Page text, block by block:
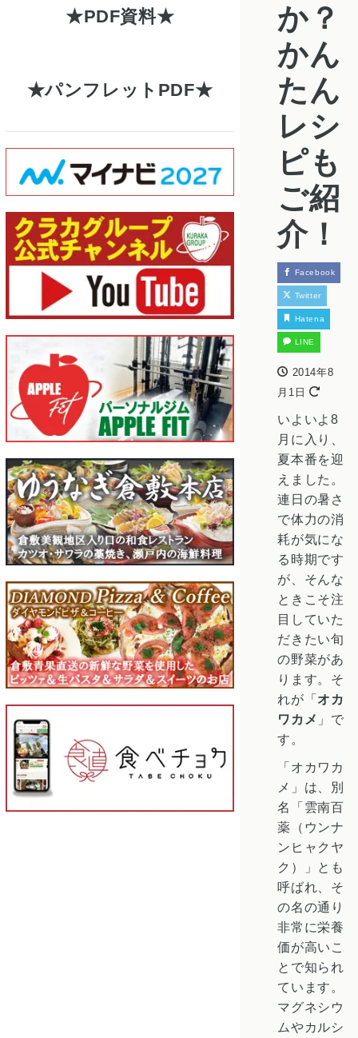
PDF資料
パンフレットPDF
か？
かん
たん
レシ
ピも
ご紹
介！
Facebook
Twitter
Hatena
LINE
2014年8
月1日
いよいよ8
月に入り、
夏本番を迎
えました。
連日の暑さ
で体力の消
耗が気にな
る時期です
が、そんな
ときこそ注
目していた
だきたい旬
の野菜があ
ります。そ
れが「オカ
ワカメ 」で
す。
「オカワカ
メ」は、別
名「雲南百
薬（ウンナ
ンヒャクヤ
ク）」とも
呼ばれ、そ
の名の通り
非常に栄養
価が高いこ
とで知られ
ています。
マグネシウ
ムやカルシ